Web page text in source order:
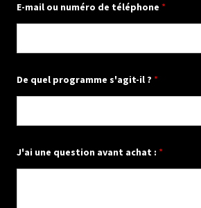
E-mail ou numéro de téléphone *
d
t
r
De quel programme s'agit-il ? *
J'ai une question avant achat : *